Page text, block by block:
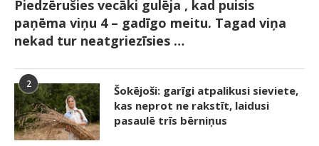
Piedzērušies vecāki gulēja , kad puisis
paņēma viņu 4 – gadīgo meitu. Tagad viņa
nekad tur neatgriezīsies …
2
Šokējoši: garīgi atpalikusi sieviete,
kas neprot ne rakstīt, laidusi
pasaulē trīs bērniņus